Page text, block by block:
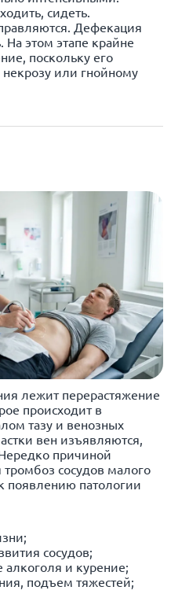
сидеть.
Дефекация
этом этапе крайне
поскольку его
некрозу или гнойному
лежит перерастяжение
происходит в
тазу и венозных
вен изъявляются,
причиной
сосудов малого
появлению патологии
сосудов;
и курение;
подъем тяжестей;